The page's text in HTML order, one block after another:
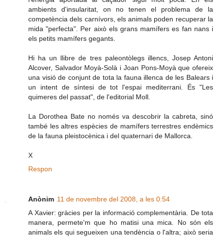
ambients d'insularitat, on no tenen el problema de la
competència dels carnívors, els animals poden recuperar la
mida "perfecta". Per això els grans mamífers es fan nans i
els petits mamífers gegants.
Hi ha un llibre de tres paleontòlegs illencs, Josep Antoni
Alcover, Salvador Moyà-Solà i Joan Pons-Moyà que ofereix
una visió de conjunt de tota la fauna illenca de les Balears i
un intent de síntesi de tot l'espai mediterrani. És "Les
quimeres del passat", de l'editorial Moll.
La Dorothea Bate no només va descobrir la cabreta, sinó
també les altres espècies de mamífers terrestres endèmics
de la fauna pleistocènica i del quaternari de Mallorca.
X
Respon
Anònim 11 de novembre del 2008, a les 0:54
A Xavier: gràcies per la informació complementària. De tota
manera, permete'm que ho matisi una mica. No són els
animals els qui segueixen una tendència o l'altra; això seria